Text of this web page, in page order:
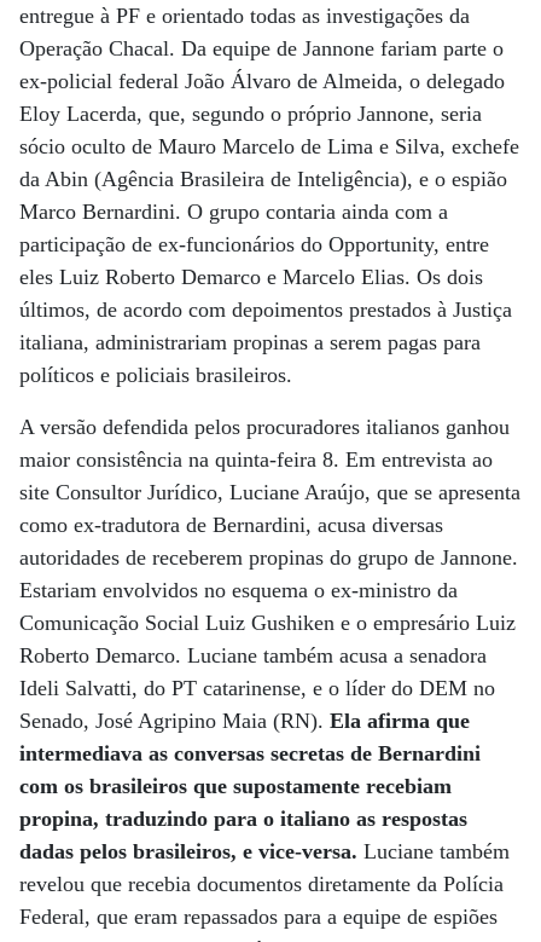
entregue à PF e orientado todas as investigações da
Operação Chacal. Da equipe de Jannone fariam parte o
ex-policial federal João Álvaro de Almeida, o delegado
Eloy Lacerda, que, segundo o próprio Jannone, seria
sócio oculto de Mauro Marcelo de Lima e Silva, exchefe
da Abin (Agência Brasileira de Inteligência), e o espião
Marco Bernardini. O grupo contaria ainda com a
participação de ex-funcionários do Opportunity, entre
eles Luiz Roberto Demarco e Marcelo Elias. Os dois
últimos, de acordo com depoimentos prestados à Justiça
italiana, administrariam propinas a serem pagas para
políticos e policiais brasileiros.
A versão defendida pelos procuradores italianos ganhou
maior consistência na quinta-feira 8. Em entrevista ao
site Consultor Jurídico, Luciane Araújo, que se apresenta
como ex-tradutora de Bernardini, acusa diversas
autoridades de receberem propinas do grupo de Jannone.
Estariam envolvidos no esquema o ex-ministro da
Comunicação Social Luiz Gushiken e o empresário Luiz
Roberto Demarco. Luciane também acusa a senadora
Ideli Salvatti, do PT catarinense, e o líder do DEM no
Senado, José Agripino Maia (RN). Ela afirma que
intermediava as conversas secretas de Bernardini
com os brasileiros que supostamente recebiam
propina, traduzindo para o italiano as respostas
dadas pelos brasileiros, e vice-versa. Luciane também
revelou que recebia documentos diretamente da Polícia
Federal, que eram repassados para a equipe de espiões